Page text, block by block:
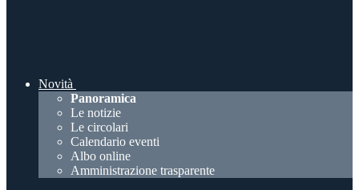
Novità
Panoramica
Le notizie
Le circolari
Calendario eventi
Albo online
Amministrazione trasparente